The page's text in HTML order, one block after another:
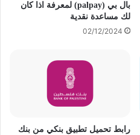
بال بي (palpay) لمعرفة اذا كان
لك مساعدة نقدية
02/12/2024
رابط تحميل تطبيق بنكي من بنك